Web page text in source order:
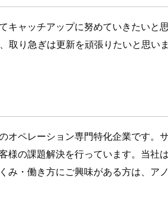
ャッチアップに努めていきたいと
取り急ぎは更新を頑張りたいと思い
ペレーション専門特化企業です。
様の課題解決を行っています。当
・働き方にご興味がある方は、ア